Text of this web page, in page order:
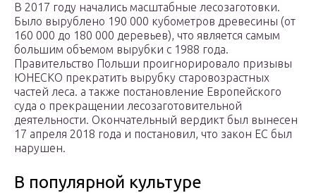
В 2017 году начались масштабные лесозаготовки.
Было вырублено 190 000 кубометров древесины (от
160 000 до 180 000 деревьев), что является самым
большим объемом вырубки с 1988 года.
Правительство Польши проигнорировало призывы
ЮНЕСКО прекратить вырубку старовозрастных
частей леса. а также постановление Европейского
суда о прекращении лесозаготовительной
деятельности. Окончательный вердикт был вынесен
17 апреля 2018 года и постановил, что закон ЕС был
нарушен.
В популярной культуре